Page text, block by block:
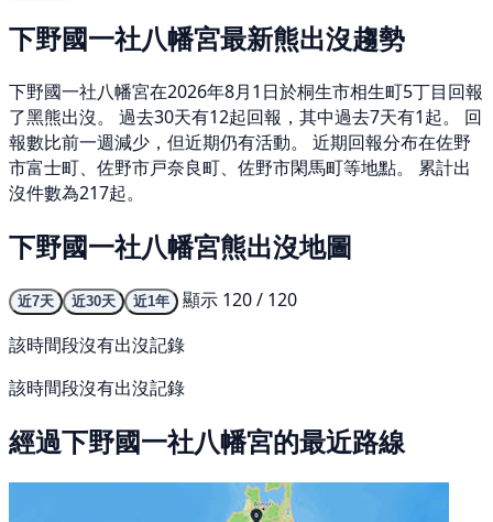
下野國一社八幡宮最新熊出沒趨勢
下野國一社八幡宮在2026年8月1日於桐生市相生町5丁目回報
了黑熊出沒。 過去30天有12起回報，其中過去7天有1起。 回
報數比前一週減少，但近期仍有活動。 近期回報分布在佐野
市富士町、佐野市戸奈良町、佐野市閑馬町等地點。 累計出
沒件數為217起。
下野國一社八幡宮熊出沒地圖
近7天 近30天 近1年
顯示 120 / 120
該時間段沒有出沒記錄
該時間段沒有出沒記錄
經過下野國一社八幡宮的最近路線